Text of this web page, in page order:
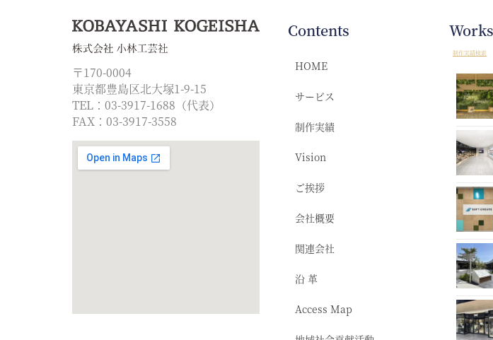
〒170-0004
東京都豊島区北大塚1-9-15
TEL：03-3917-1688（代表）
FAX：03-3917-3558
Contents
HOME
サービス
制作実績
Vision
ご挨拶
会社概要
関連会社
沿 革
Access Map
Works
制作実績検索